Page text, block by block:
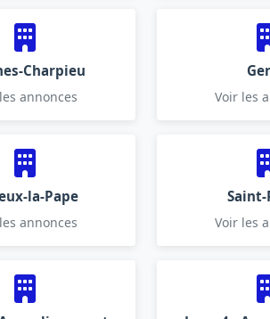
Charpieu
annonces Voir les
la-Pape
annonces Voir les